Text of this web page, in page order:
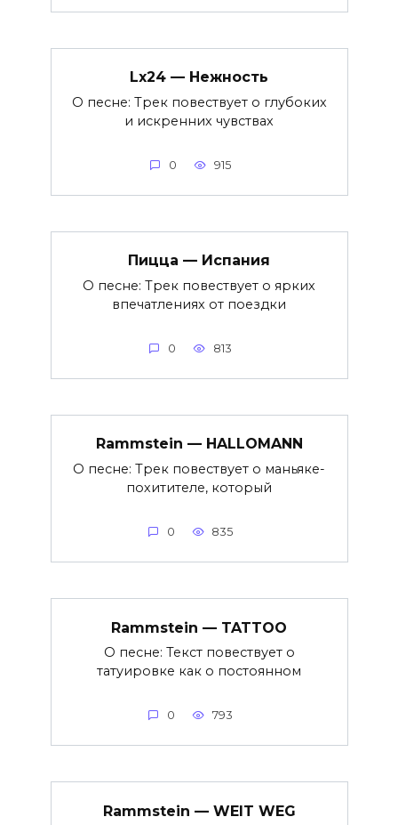
Lx24 — Нежность
О песне: Трек повествует о глубоких
и искренних чувствах
0 915
Пицца — Испания
О песне: Трек повествует о ярких
впечатлениях от поездки
0 813
Rammstein — HALLOMANN
О песне: Трек повествует о маньяке-
похитителе, который
0 835
Rammstein — TATTOO
О песне: Текст повествует о
татуировке как о постоянном
0 793
Rammstein — WEIT WEG